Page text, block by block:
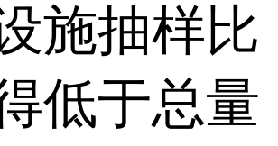
施抽样比
低于总量